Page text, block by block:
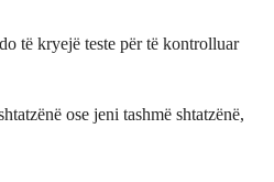
të kryejë teste për të kontrolluar
ose jeni tashmë shtatzënë,